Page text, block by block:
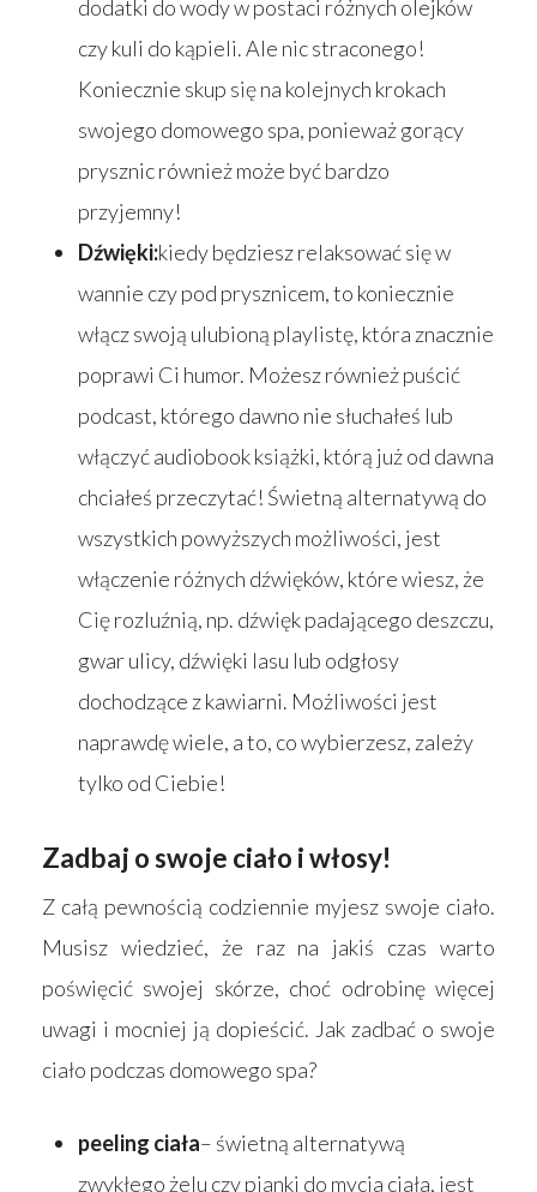
dodatki do wody w postaci różnych olejków
czy kuli do kąpieli. Ale nic straconego!
Koniecznie skup się na kolejnych krokach
swojego domowego spa, ponieważ gorący
prysznic również może być bardzo
przyjemny!
Dźwięki:kiedy będziesz relaksować się w
wannie czy pod prysznicem, to koniecznie
włącz swoją ulubioną playlistę, która znacznie
poprawi Ci humor. Możesz również puścić
podcast, którego dawno nie słuchałeś lub
włączyć audiobook książki, którą już od dawna
chciałeś przeczytać! Świetną alternatywą do
wszystkich powyższych możliwości, jest
włączenie różnych dźwięków, które wiesz, że
Cię rozluźnią, np. dźwięk padającego deszczu,
gwar ulicy, dźwięki lasu lub odgłosy
dochodzące z kawiarni. Możliwości jest
naprawdę wiele, a to, co wybierzesz, zależy
tylko od Ciebie!
Zadbaj o swoje ciało i włosy!
Z całą pewnością codziennie myjesz swoje ciało.
Musisz wiedzieć, że raz na jakiś czas warto
poświęcić swojej skórze, choć odrobinę więcej
uwagi i mocniej ją dopieścić. Jak zadbać o swoje
ciało podczas domowego spa?
peeling ciała– świetną alternatywą
zwykłego żelu czy pianki do mycia ciała, jest